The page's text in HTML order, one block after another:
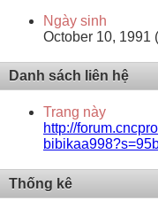
Ngày sinh
October 10, 1991
Danh sách liên hệ
Trang này
http://
Thống kê